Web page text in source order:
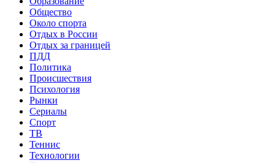
Общество
Около спорта
Отдых в России
Отдых за границей
ПДД
Политика
Происшествия
Психология
Рынки
Сериалы
Спорт
ТВ
Теннис
Технологии